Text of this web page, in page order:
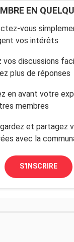
EN
vous
vos intérêts
vos discussions
plus de réponses
en avant votre
membres
et partagez
avec la
S'INSCRIRE